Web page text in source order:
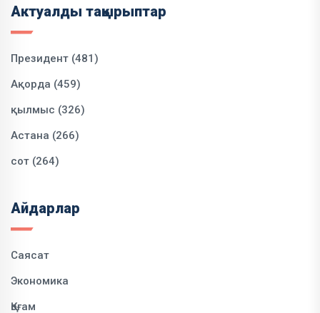
Актуалды тақырыптар
Президент (481)
Ақорда (459)
қылмыс (326)
Астана (266)
сот (264)
Айдарлар
Саясат
Экономика
Қоғам